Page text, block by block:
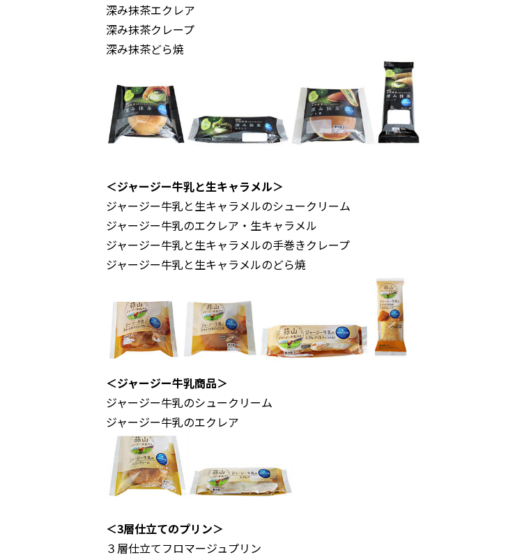
深み抹茶エクレア
深み抹茶クレープ
深み抹茶どら焼
＜ジャージー牛乳と生キャラメル＞
ジャージー牛乳と生キャラメルのシュークリーム
ジャージー牛乳のエクレア・生キャラメル
ジャージー牛乳と生キャラメルの手巻きクレープ
ジャージー牛乳と生キャラメルのどら焼
＜ジャージー牛乳商品＞
ジャージー牛乳のシュークリーム
ジャージー牛乳のエクレア
＜3層仕立てのプリン＞
３層仕立てフロマージュプリン